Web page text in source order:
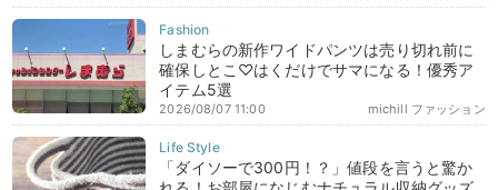
しまむらの新作ワイドパンツは売り切れ前に
確保しとこ♡はくだけでサマになる！優秀ア
イテム5選
michill ファッション
2026/08/07 11:00
「ダイソーで300円！？」値段を言うと驚か